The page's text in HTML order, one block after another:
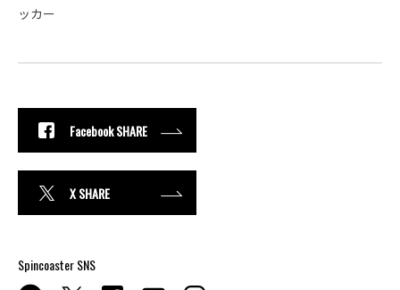
ッカー
Facebook SHARE
X SHARE
Spincoaster SNS